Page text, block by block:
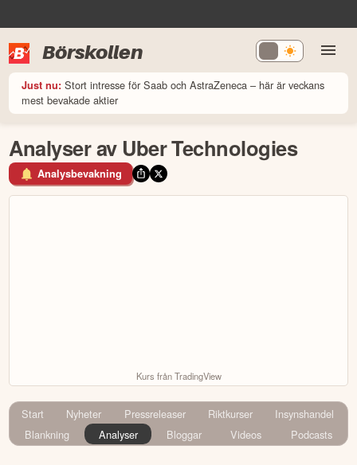
Börskollen
Just nu: Stort intresse för Saab och AstraZeneca – här är veckans
mest bevakade aktier
Analyser av Uber Technologies
Analysbevakning
Kurs från TradingView
Start Nyheter Pressreleaser Riktkurser
Insynshandel
Blankning
Analyser Bloggar Videos Podcasts